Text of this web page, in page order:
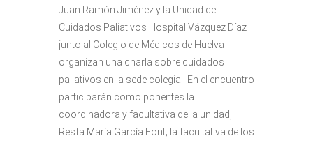
Juan Ramón Jiménez y la Unidad de
Cuidados Paliativos Hospital Vázquez Díaz
junto al Colegio de Médicos de Huelva
organizan una charla sobre cuidados
paliativos en la sede colegial. En el encuentro
participarán como ponentes la
coordinadora y facultativa de la unidad,
Resfa María García Font; la facultativa de los